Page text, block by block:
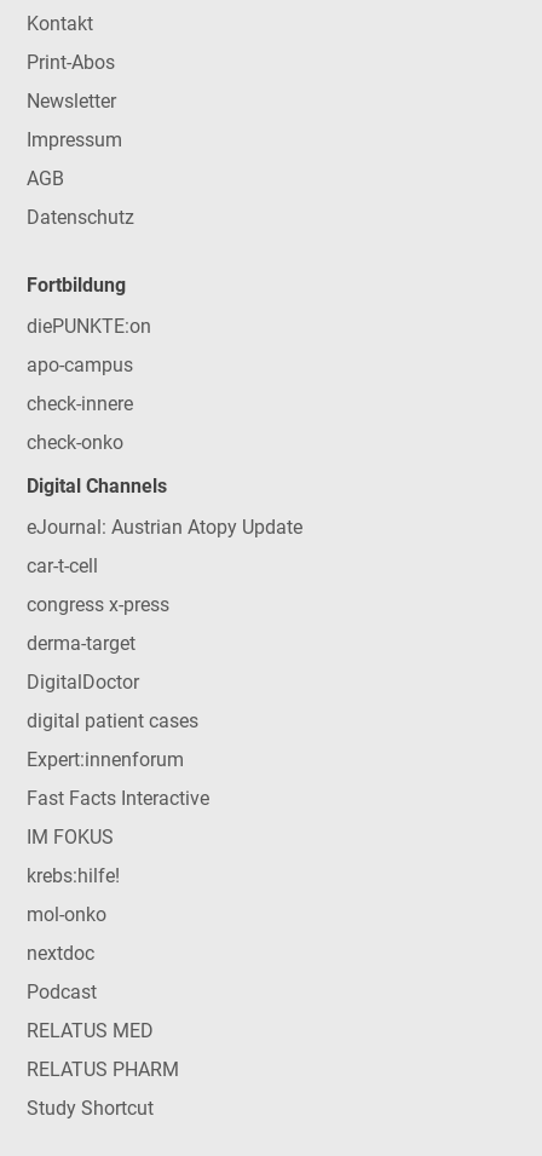
Kontakt
Print-Abos
Newsletter
Impressum
AGB
Datenschutz
Fortbildung
diePUNKTE:on
apo-campus
check-innere
check-onko
Digital Channels
eJournal: Austrian Atopy Update
car-t-cell
congress x-press
derma-target
DigitalDoctor
digital patient cases
Expert:innenforum
Fast Facts Interactive
IM FOKUS
krebs:hilfe!
mol-onko
nextdoc
Podcast
RELATUS MED
RELATUS PHARM
Study Shortcut